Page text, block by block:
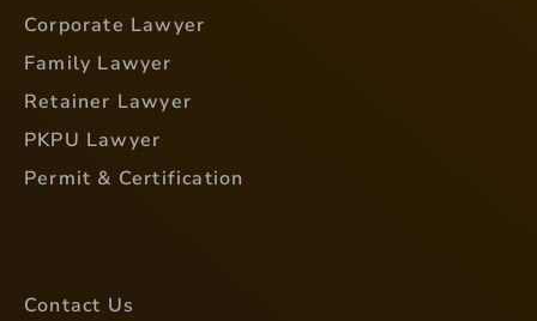
Corporate Lawyer
Family Lawyer
Retainer Lawyer
PKPU Lawyer
Permit & Certification
Contact Us